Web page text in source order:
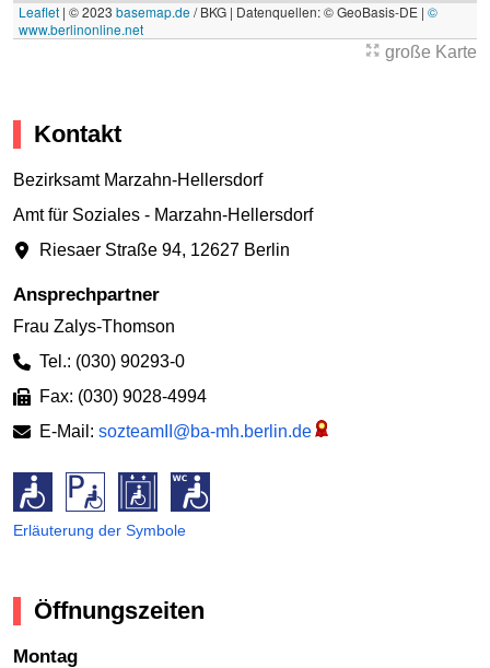
Leaflet | © 2023 basemap.de/ BKG | Datenquellen: © GeoBasis-DE | ©
www.berlinonline.net
große Karte
Kontakt
Bezirksamt Marzahn-Hellersdorf
Amt für Soziales - Marzahn-Hellersdorf
Riesaer Straße 94, 12627 Berlin
Ansprechpartner
Frau Zalys-Thomson
Tel.: (030) 90293-0
Fax: (030) 9028-4994
E-Mail: sozteamII@ba-mh.berlin.de
Erläuterung der Symbole
Öffnungszeiten
Montag